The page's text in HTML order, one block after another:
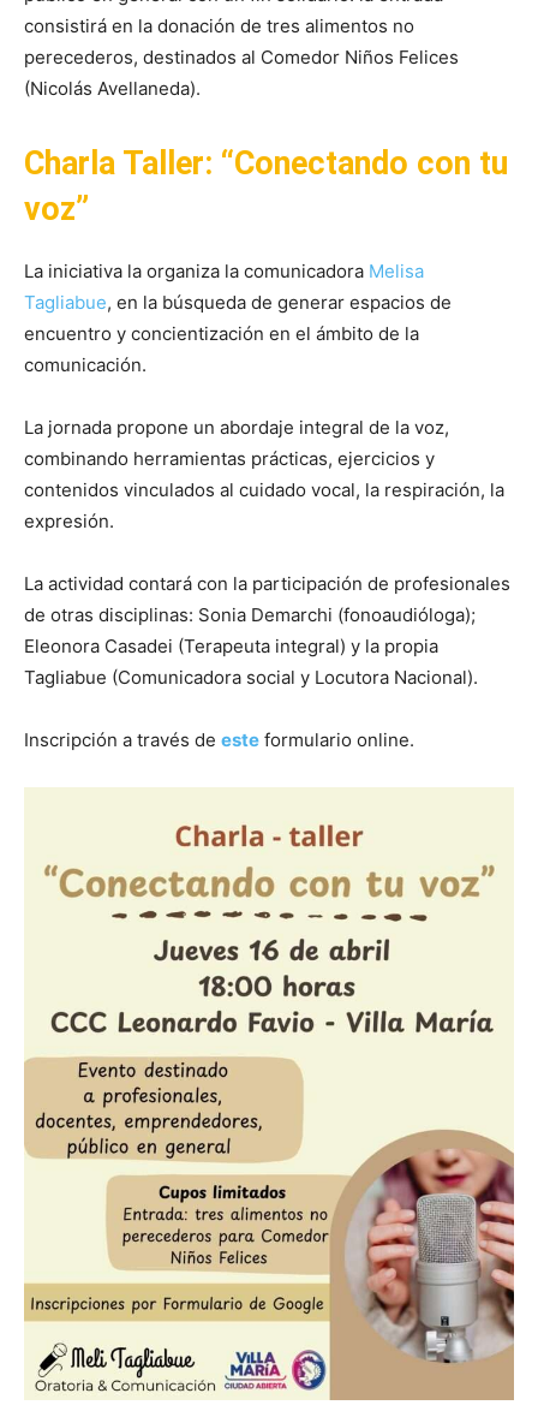
consistirá en la donación de tres alimentos no
perecederos, destinados al Comedor Niños Felices
(Nicolás Avellaneda).
Charla Taller: “Conectando con tu
voz”
La iniciativa la organiza la comunicadora Melisa
Tagliabue, en la búsqueda de generar espacios de
encuentro y concientización en el ámbito de la
comunicación.
La jornada propone un abordaje integral de la voz,
combinando herramientas prácticas, ejercicios y
contenidos vinculados al cuidado vocal, la respiración, la
expresión.
La actividad contará con la participación de profesionales
de otras disciplinas: Sonia Demarchi (fonoaudióloga);
Eleonora Casadei (Terapeuta integral) y la propia
Tagliabue (Comunicadora social y Locutora Nacional).
Inscripción a través de este formulario online.